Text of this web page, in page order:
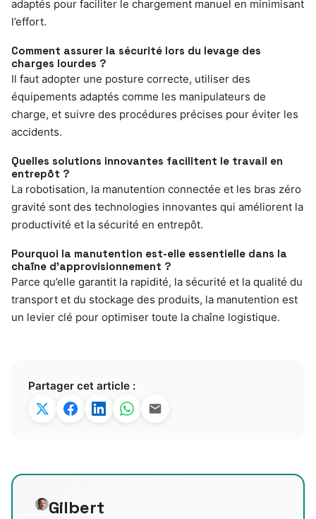
adaptés pour faciliter le chargement manuel en minimisant
l’effort.
Comment assurer la sécurité lors du levage des
charges lourdes ?
Il faut adopter une posture correcte, utiliser des
équipements adaptés comme les manipulateurs de
charge, et suivre des procédures précises pour éviter les
accidents.
Quelles solutions innovantes facilitent le travail en
entrepôt ?
La robotisation, la manutention connectée et les bras zéro
gravité sont des technologies innovantes qui améliorent la
productivité et la sécurité en entrepôt.
Pourquoi la manutention est-elle essentielle dans la
chaîne d’approvisionnement ?
Parce qu’elle garantit la rapidité, la sécurité et la qualité du
transport et du stockage des produits, la manutention est
un levier clé pour optimiser toute la chaîne logistique.
Partager cet article :
Gilbert